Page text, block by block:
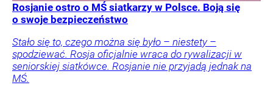
Rosjanie ostro o MŚ siatkarzy w Polsce. Boją się
o swoje bezpieczeństwo
Stało się to, czego można się było – niestety –
spodziewać. Rosja oficjalnie wraca do rywalizacji w
seniorskiej siatkówce. Rosjanie nie przyjadą jednak na
MŚ.